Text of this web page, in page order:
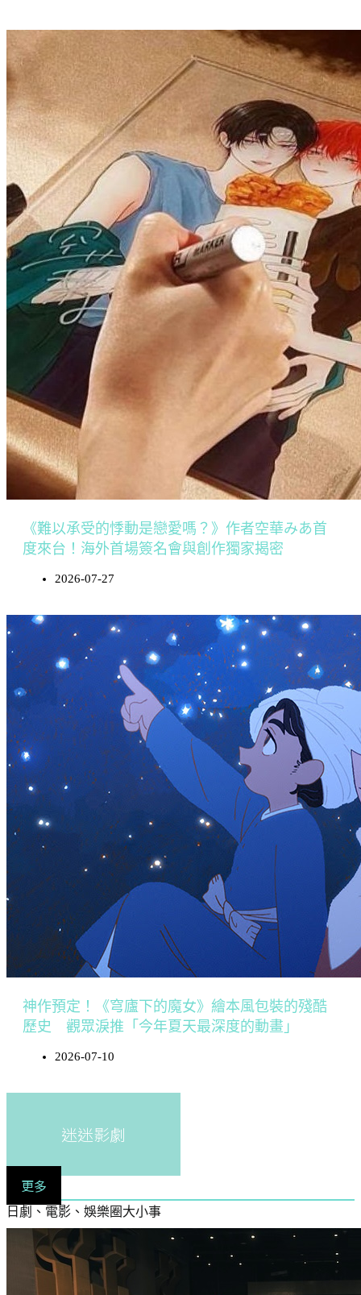
《難以承受的悸動是戀愛嗎？》作者空華みあ首
度來台！海外首場簽名會與創作獨家揭密
2026-07-27
神作預定！《穹廬下的魔女》繪本風包裝的殘酷
歷史 觀眾淚推「今年夏天最深度的動畫」
2026-07-10
迷迷影劇
更多
日劇、電影、娛樂圈大小事